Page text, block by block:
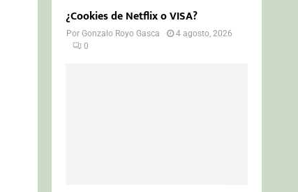
¿Cookies de Netflix o VISA?
PorGonzalo Royo Gasca
4 agosto, 2026
0